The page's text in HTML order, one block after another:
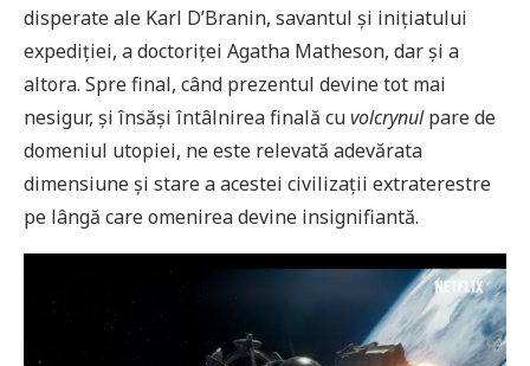
disperate ale Karl D’Branin, savantul și inițiatului
expediției, a doctoriței Agatha Matheson, dar și a
altora. Spre final, când prezentul devine tot mai
nesigur, și însăși întâlnirea finală cuvolcrynulpare de
domeniul utopiei, ne este relevată adevărata
dimensiune și stare a acestei civilizații extraterestre
pe lângă care omenirea devine insignifiantă.